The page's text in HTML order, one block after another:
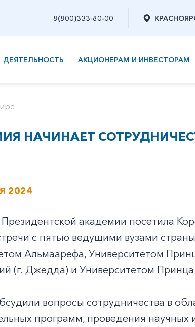
8(800)333-80-00
ДЕЯТЕЛЬНОСТЬ АКЦИОНЕРАМ И ИНВЕСТОРАМ
НАЧИНАЕТ
2024
академии посетила
с пятью ведущими вузами
Альмаарефа, Университетом
(г. Джедда) и Университетом
вопросы сотрудничества в
программ, проведения научных